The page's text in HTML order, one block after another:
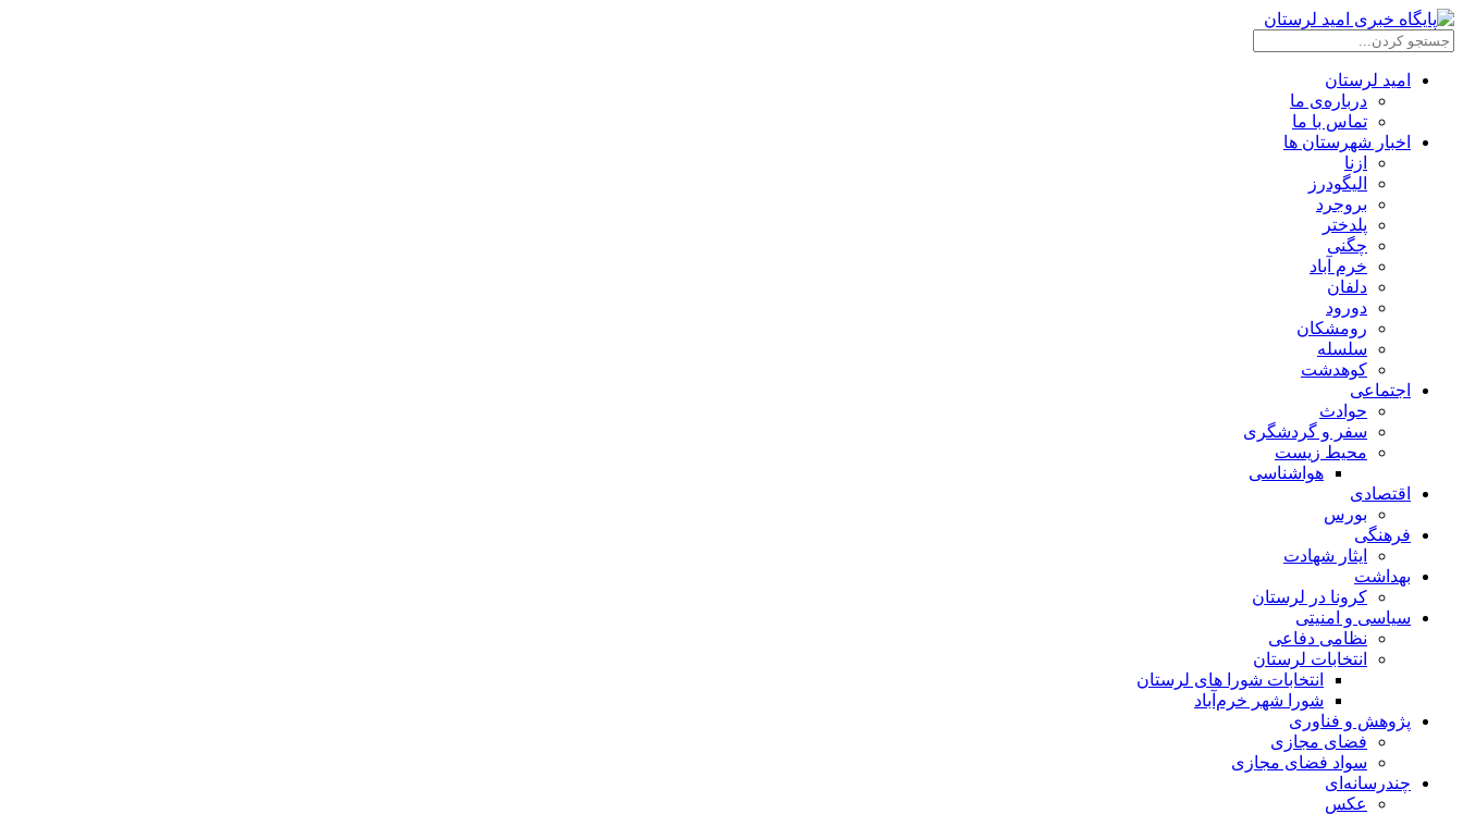
امید لرستان
درباره‌ی ما
تماس با ما
اخبار شهرستان ها
ازنا
الیگودرز
بروجرد
پلدختر
چگنی
خرم آباد
دلفان
دورود
رومشکان
سلسله
کوهدشت
اجتماعی
حوادث
سفر و گردشگری
محیط زیست
هواشناسی
اقتصادی
بورس
فرهنگی
ایثار شهادت
بهداشت
کرونا در لرستان
سیاسی و امنیتی
نظامی دفاعی
انتخابات لرستان
انتخابات شورا های لرستان
شورا شهر خرم‌آباد
پژوهش و فناوری
فضای مجازی
سواد فضای مجازی
چندرسانه‌ای
عكس